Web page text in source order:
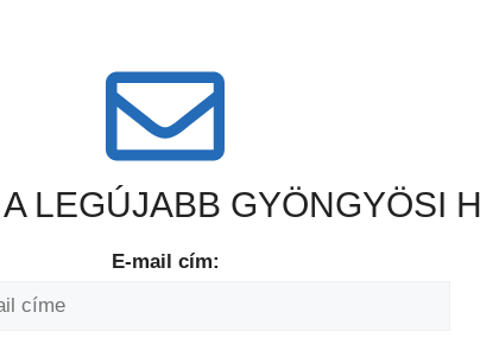
LEGÚJABB GYÖNGYÖSI
E-mail cím: